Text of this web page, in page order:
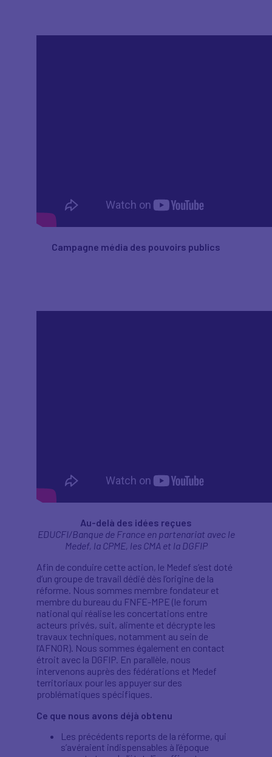
Campagne média des pouvoirs publics
Au-delà des idées reçues
EDUCFI/Banque de France en partenariat avec le
Medef, la CPME, les CMA et la DGFIP
Afin de conduire cette action, le Medef s’est doté
d’un groupe de travail dédié dès l’origine de la
réforme. Nous sommes membre fondateur et
membre du bureau du FNFE-MPE (le forum
national qui réalise les concertations entre
acteurs privés, suit, alimente et décrypte les
travaux techniques, notamment au sein de
l’AFNOR). Nous sommes également en contact
étroit avec la DGFIP. En parallèle, nous
intervenons auprès des fédérations et Medef
territoriaux pour les appuyer sur des
problématiques spécifiques.
Ce que nous avons déjà obtenu
Les précédents reports de la réforme, qui
s’avéraient indispensables à l’époque